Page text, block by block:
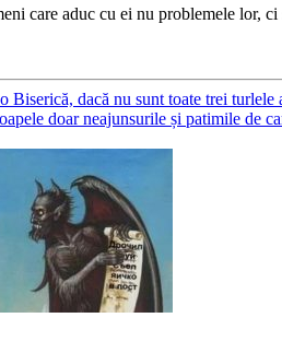
care aduc cu ei nu problemele lor, ci
Biserică, dacă nu sunt toate trei turlele
doar neajunsurile și patimile de